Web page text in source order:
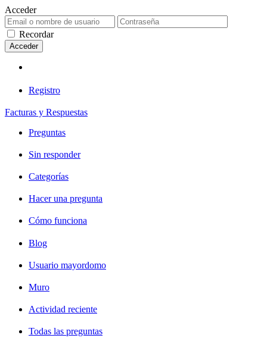
Acceder
Recordar
Registro
Facturas y Respuestas
Preguntas
Sin responder
Categorías
Hacer una pregunta
Cómo funciona
Blog
Usuario mayordomo
Muro
Actividad reciente
Todas las preguntas